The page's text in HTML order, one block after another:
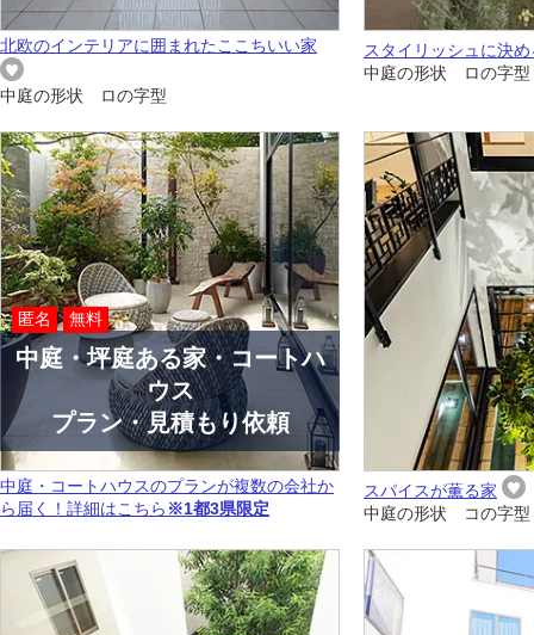
北欧のインテリアに囲まれたここちいい家
中庭の形状 ロの字型
スタイリッシュに決め
中庭の形状 ロの字型
匿名 無料
中庭・坪庭ある家・コートハ
ウス
プラン・見積もり依頼
中庭・コートハウスのプランが複数の会社か
ら届く！詳細はこちら ※1都3県限定
スパイスが薫る家
中庭の形状 コの字型